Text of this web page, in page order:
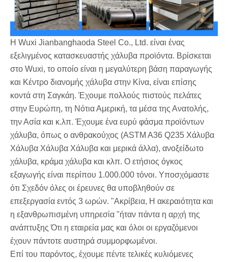
Η Wuxi Jianbanghaoda Steel Co., Ltd. είναι ένας
εξελιγμένος κατασκευαστής χάλυβα προϊόντα. Βρίσκεται
στο Wuxi, το οποίο είναι η μεγαλύτερη βάση παραγωγής
και Κέντρο διανομής χάλυβα στην Κίνα, είναι επίσης
κοντά στη Σαγκάη. Έχουμε πολλούς πιστούς πελάτες
στην Ευρώπη, τη Νότια Αμερική, τα μέσα της Ανατολής,
την Ασία και κ.λπ. Έχουμε ένα ευρύ φάσμα προϊόντων
χάλυβα, όπως ο ανθρακούχος (ASTM A36 Q235 Χάλυβα
Χάλυβα Χάλυβα Χάλυβα και μερικά άλλα), ανοξείδωτο
χάλυβα, κράμα χάλυβα και κλπ. Ο ετήσιος όγκος
εξαγωγής είναι περίπου 1.000.000 τόνοι. Υποσχόμαστε
ότι Σχεδόν όλες οι έρευνες θα υποβληθούν σε
επεξεργασία εντός 3 ωρών. "Ακρίβεια, Η ακεραιότητα και
η εξανθρωπισμένη υπηρεσία "ήταν πάντα η αρχή της
ανάπτυξης Ότι η εταιρεία μας και όλοι οι εργαζόμενοι
έχουν πάντοτε αυστηρά συμμορφωμένοι.
Επί του παρόντος, έχουμε πέντε τελικές κυλιόμενες